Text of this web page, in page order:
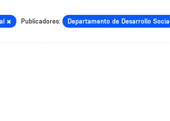
Publicadores: Departamento de Desarrollo Social